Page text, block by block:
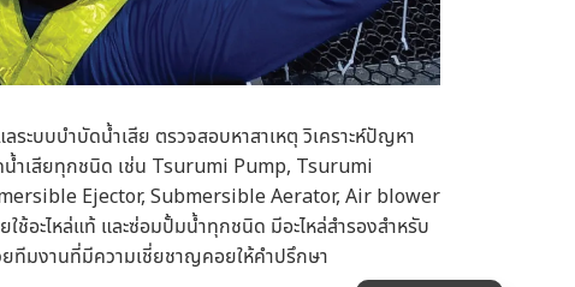
ะบบบำบัดน้ำเสีย ตรวจสอบหาสาเหตุ วิเคราะห์ปัญหา
ำเสียทุกชนิด เช่น Tsurumi Pump, Tsurumi
Ejector, Submersible Aerator, Air blower
ช้อะไหล่แท้ และซ่อมปั้มน้ำทุกชนิด มีอะไหล่สำรองสำหรับ
ทีมงานที่มีความเชี่ยชาญคอยให้คำปรึกษา